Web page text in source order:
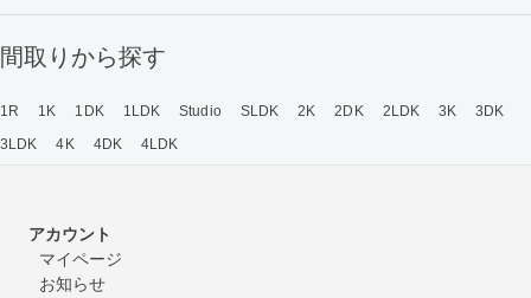
間取りから探す
1R 1K 1DK 1LDK Studio SLDK 2K 2DK 2LDK 3K
3DK
3LDK
4K 4DK 4LDK
アカウント
マイページ
お知らせ